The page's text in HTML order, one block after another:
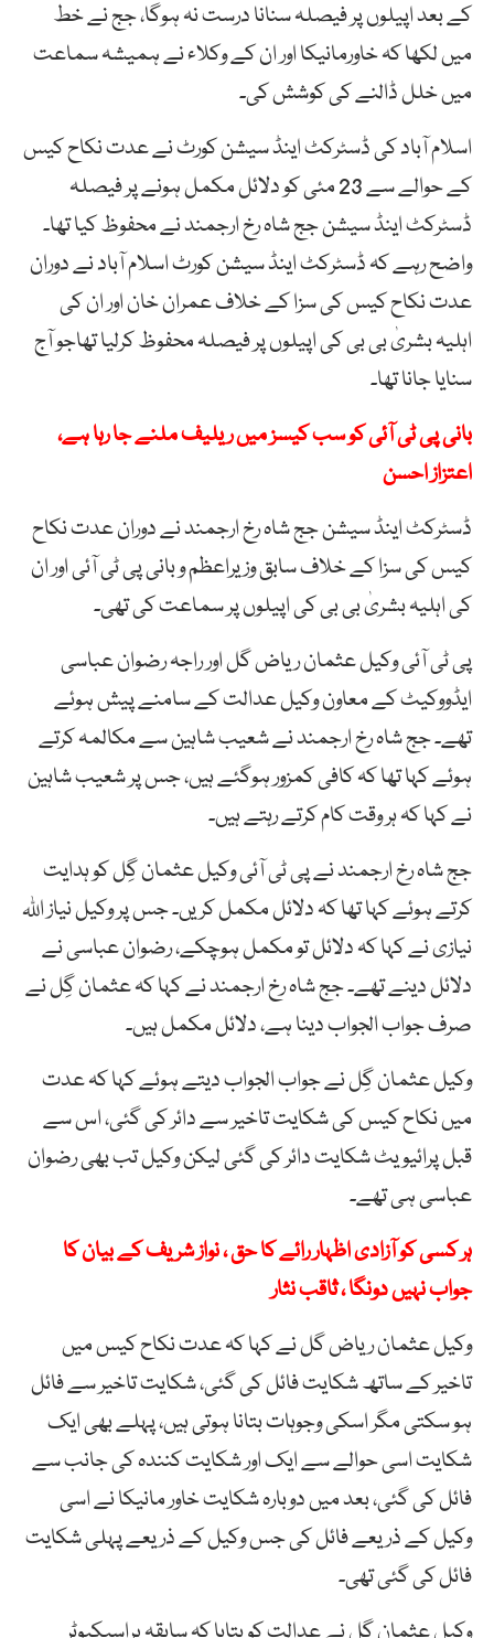
کے بعد اپیلوں پر فیصلہ سنانا درست نہ ہوگا، جج نے خط
میں لکھا کہ خاورمانیکا اور ان کے وکلاء نے ہمیشہ سماعت
میں خلل ڈالنے کی کوشش کی۔
اسلام آباد کی ڈسٹرکٹ اینڈ سیشن کورٹ نے عدت نکاح کیس
کے حوالے سے 23 مئی کو دلائل مکمل ہونے پر فیصلہ
ڈسٹرکٹ اینڈ سیشن جج شاہ رخ ارجمند نے محفوظ کیا تھا۔
واضح رہے کہ ڈسٹرکٹ اینڈ سیشن کورٹ اسلام آباد نے دوران
عدت نکاح کیس کی سزا کے خلاف عمران خان اور ان کی
اہلیہ بشریٰ بی بی کی اپیلوں پر فیصلہ محفوظ کرلیا تھاجو آج
سنایا جانا تھا۔
بانی پی ٹی آئی کو سب کیسز میں ریلیف ملنے جا رہا ہے،
اعتزاز احسن
ڈسٹرکٹ اینڈ سیشن جج شاہ رخ ارجمند نے دوران عدت نکاح
کیس کی سزا کے خلاف سابق وزیراعظم و بانی پی ٹی آئی اور ان
کی اہلیہ بشریٰ بی بی کی اپیلوں پر سماعت کی تھی۔
پی ٹی آئی وکیل عثمان ریاض گل اور راجہ رضوان عباسی
ایڈووکیٹ کے معاون وکیل عدالت کے سامنے پیش ہوئے
تھے۔ جج شاہ رخ ارجمند نے شعیب شاہین سے مکالمہ کرتے
ہوئے کہا تھا کہ کافی کمزور ہوگئے ہیں، جس پر شعیب شاہین
نے کہا کہ ہر وقت کام کرتے رہتے ہیں۔
جج شاہ رخ ارجمند نے پی ٹی آئی وکیل عثمان گِل کو ہدایت
کرتے ہوئے کہا تھا کہ دلائل مکمل کریں۔ جس پر وکیل نیاز اللہ
نیازی نے کہا کہ دلائل تو مکمل ہوچکے، رضوان عباسی نے
دلائل دینے تھے۔ جج شاہ رخ ارجمند نے کہا کہ عثمان گِل نے
صرف جواب الجواب دینا ہے، دلائل مکمل ہیں۔
وکیل عثمان گِل نے جواب الجواب دیتے ہوئے کہا کہ عدت
میں نکاح کیس کی شکایت تاخیر سے دائر کی گئی، اس سے
قبل پرائیویٹ شکایت دائر کی گئی لیکن وکیل تب بھی رضوان
عباسی ہی تھے۔
ہر کسی کو آزادی اظہار رائے کا حق ، نواز شریف کے بیان کا
جواب نہیں دونگا ، ثاقب نثار
وکیل عثمان ریاض گل نے کہا کہ عدت نکاح کیس میں
تاخیر کے ساتھ شکایت فائل کی گئی، شکایت تاخیر سے فائل
ہو سکتی مگر اسکی وجوہات بتانا ہوتی ہیں، پہلے بھی ایک
شکایت اسی حوالے سے ایک اور شکایت کنندہ کی جانب سے
فائل کی گئی، بعد میں دوبارہ شکایت خاور مانیکا نے اسی
وکیل کے ذریعے فائل کی جس وکیل کے ذریعے پہلی شکایت
فائل کی گئی تھی۔